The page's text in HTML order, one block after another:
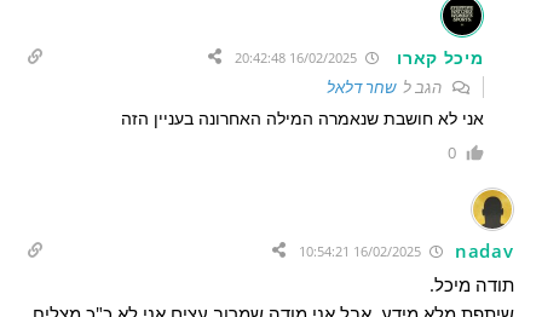
מיכל קארו
הגב לשחר דלאל
אני לא חושבת שנאמרה המילה האחרונה בעניין הזה
0
nadav
תודה מיכל.